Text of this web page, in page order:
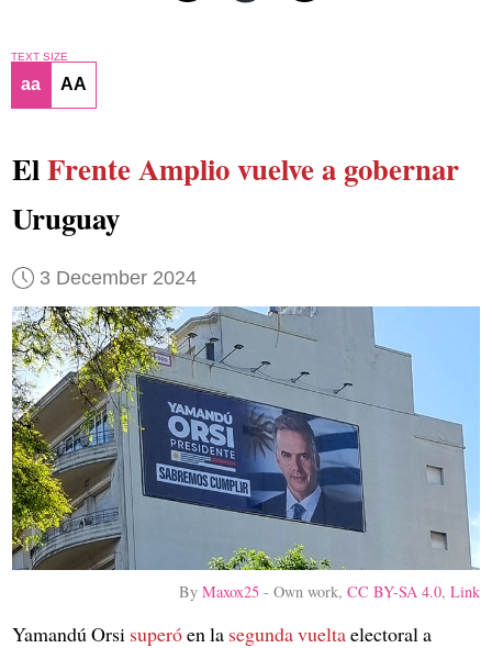
TEXT SIZE
aa AA
ElFrente Ampliovuelve a gobernar
Uruguay
3 December 2024
ByMaxox25 -Own work,CC BY-SA 4.0,Link
Yamandú Orsi superóen la segunda vueltaelectoral a